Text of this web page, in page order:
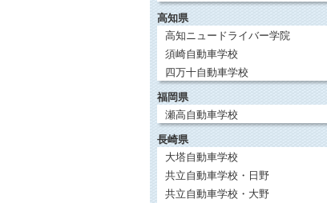
高知県
高知ニュードライバー学院
須崎自動車学校
四万十自動車学校
福岡県
瀬高自動車学校
長崎県
大塔自動車学校
共立自動車学校・日野
共立自動車学校・大野